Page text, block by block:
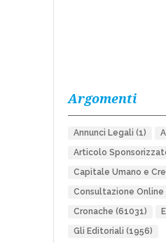
Argomenti
Annunci Legali (1)
Articolo
Capitale Umano e
Consultazione Online
Cronache (61031)
Gli Editoriali (1956)